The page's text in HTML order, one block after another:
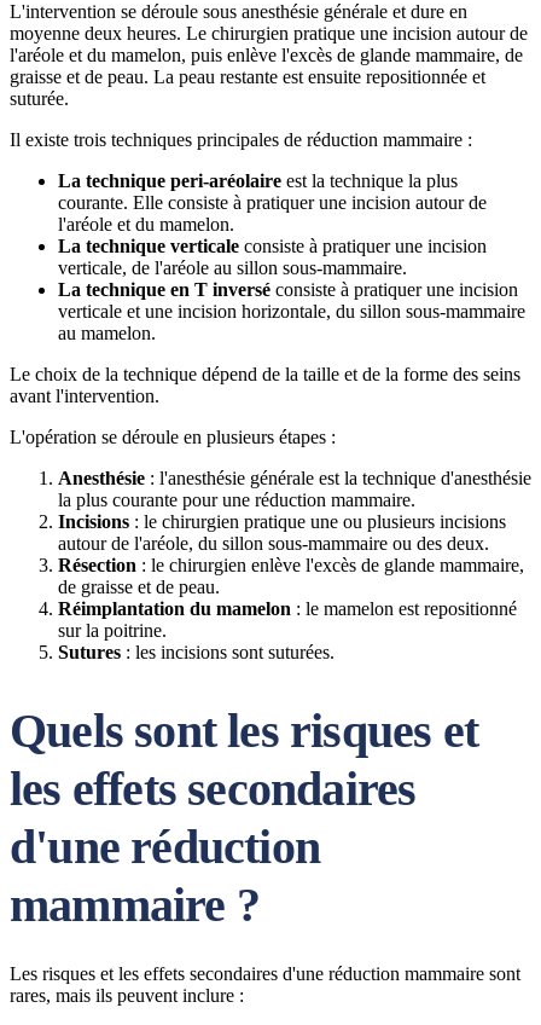
L'intervention se déroule sous anesthésie générale et dure en
moyenne deux heures. Le chirurgien pratique une incision autour de
l'aréole et du mamelon, puis enlève l'excès de glande mammaire, de
graisse et de peau. La peau restante est ensuite repositionnée et
suturée.
Il existe trois techniques principales de réduction mammaire :
La technique peri-aréolaire est la technique la plus
courante. Elle consiste à pratiquer une incision autour de
l'aréole et du mamelon.
La technique verticale consiste à pratiquer une incision
verticale, de l'aréole au sillon sous-mammaire.
La technique en T inversé consiste à pratiquer une incision
verticale et une incision horizontale, du sillon sous-mammaire
au mamelon.
Le choix de la technique dépend de la taille et de la forme des seins
avant l'intervention.
L'opération se déroule en plusieurs étapes :
Anesthésie : l'anesthésie générale est la technique d'anesthésie
la plus courante pour une réduction mammaire.
Incisions : le chirurgien pratique une ou plusieurs incisions
autour de l'aréole, du sillon sous-mammaire ou des deux.
Résection : le chirurgien enlève l'excès de glande mammaire,
de graisse et de peau.
Réimplantation du mamelon : le mamelon est repositionné
sur la poitrine.
Sutures : les incisions sont suturées.
Quels sont les risques et
les effets secondaires
d'une réduction
mammaire ?
Les risques et les effets secondaires d'une réduction mammaire sont
rares, mais ils peuvent inclure :